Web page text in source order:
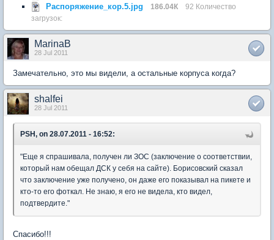
Распоряжение_кор.5.jpg 186.04К
92 Количество
загрузок:
MarinaB
28 Jul 2011
Замечательно, это мы видели, а остальные корпуса когда?
shalfei
28 Jul 2011
PSH, on 28.07.2011 - 16:52:
"Еще я спрашивала, получен ли ЗОС (заключение о соответствии,
который нам обещал ДСК у себя на сайте). Борисовский сказал
что заключение уже получено, он даже его показывал на пикете и
кто-то его фоткал. Не знаю, я его не видела, кто видел,
подтвердите."
Спасибо!!!